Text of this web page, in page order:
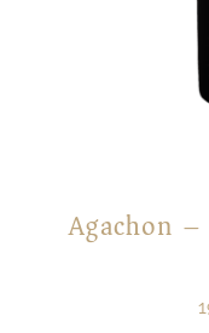
Agachon